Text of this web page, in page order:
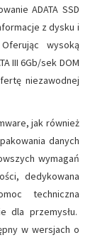
ADATA SSD
z dysku i
wysoką
III 6Gb/sek DOM
niezawodnej
jak również
danych
wymagań
dedykowana
techniczna
dla przemysłu.
w wersjach o